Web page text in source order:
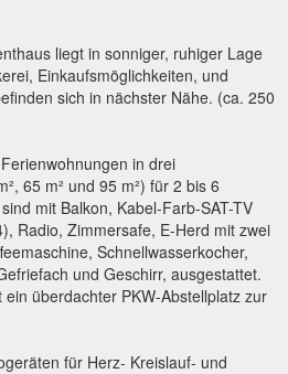
liegt in sonniger, ruhiger Lage
Einkaufsmöglichkeiten, und
sich in nächster Nähe. (ca. 250
in drei
65 m² und 95 m²) für 2 bis 6
mit Balkon, Kabel-Farb-SAT-TV
Radio, Zimmersafe, E-Herd mit zwei
Schnellwasserkocher,
und Geschirr, ausgestattet.
überdachter PKW-Abstellplatz zur
für Herz- Kreislauf- und